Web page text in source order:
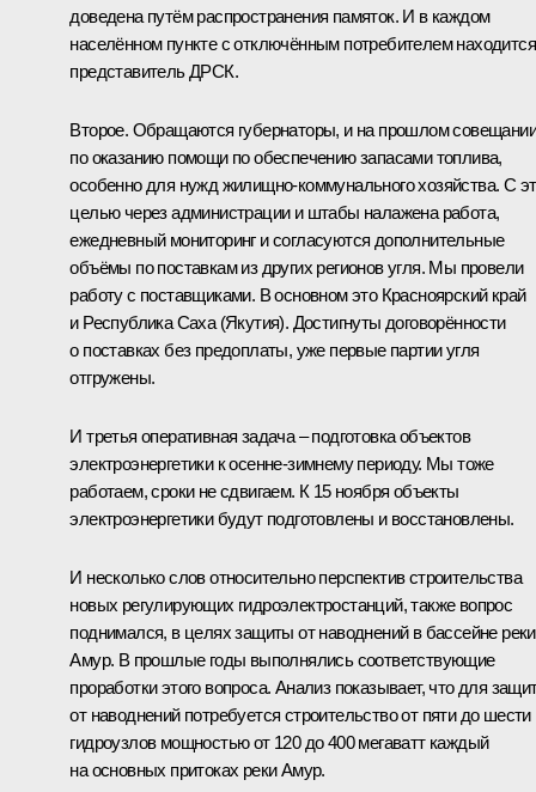
доведена путём распространения памяток. И в каждом
населённом пункте с отключённым потребителем находится
представитель ДРСК.
Второе. Обращаются губернаторы, и на прошлом
по оказанию помощи по обеспечению запасами топлива,
особенно для нужд жилищно-коммунального хозяйства. С
целью через администрации и штабы налажена работа,
ежедневный мониторинг и согласуются дополнительные
объёмы по поставкам из других регионов угля. Мы провели
работу с поставщиками. В основном это Красноярский край
и Республика Саха (Якутия). Достигнуты договорённости
о поставках без предоплаты, уже первые партии угля
отгружены.
И третья оперативная задача – подготовка объектов
электроэнергетики к осенне-зимнему периоду. Мы тоже
работаем, сроки не сдвигаем. К 15 ноября объекты
электроэнергетики будут подготовлены и восстановлены.
И несколько слов относительно перспектив строительства
новых регулирующих гидроэлектростанций, также вопрос
поднимался, в целях защиты от наводнений в бассейне реки
Амур. В прошлые годы выполнялись соответствующие
проработки этого вопроса. Анализ показывает, что для
от наводнений потребуется строительство от пяти до шести
гидроузлов мощностью от 120 до 400 мегаватт каждый
на основных притоках реки Амур.